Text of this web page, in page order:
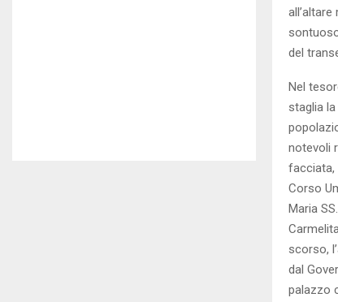
del
Nel
staglia
notevoli
facciata,
Corso
Maria
scorso,
dal
palazzo